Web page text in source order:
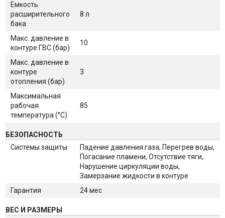
Емкость
расширительного
бака
8 л
Макс. давление в
контуре ГВС (бар)
10
Макс. давление в
контуре
отопления (бар)
3
Максимальная
рабочая
температура (°С)
85
БЕЗОПАСНОСТЬ
Системы защиты
Падение давления газа, Перегрев воды,
Погасание пламени, Отсутствие тяги,
Нарушение циркуляции воды,
Замерзание жидкости в контуре
Гарантия
24 мес
ВЕС И РАЗМЕРЫ